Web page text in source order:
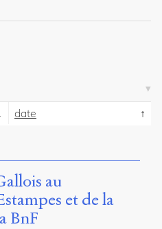
date
au
et de la
BnF